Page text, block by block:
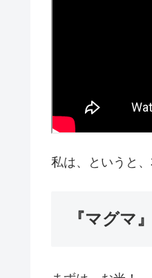
私は、というと
『マグマ